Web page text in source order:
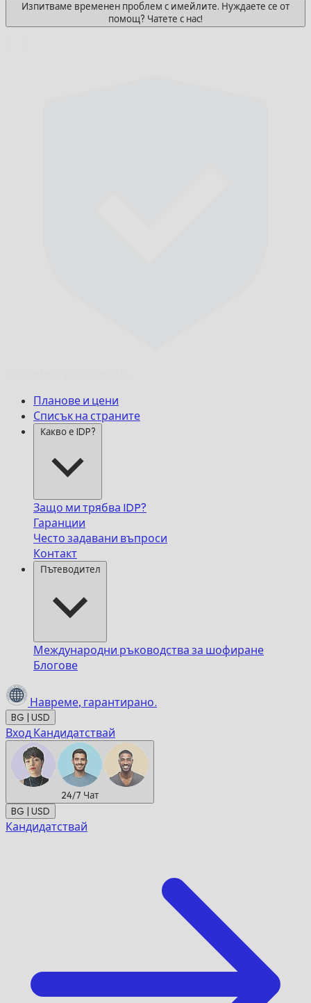
Изпитваме временен проблем с имейлите. Нуждаете се от
помощ? Чатете с нас!
Планове и цени
Списък на страните
Какво е IDP?
Защо ми трябва IDP?
Гаранции
Често задавани въпроси
Контакт
Пътеводител
Международни ръководства за шофиране
Блогове
Навреме, гарантирано.
BG | USD
Вход Кандидатствай
24/7 Чат
BG | USD
Кандидатствай